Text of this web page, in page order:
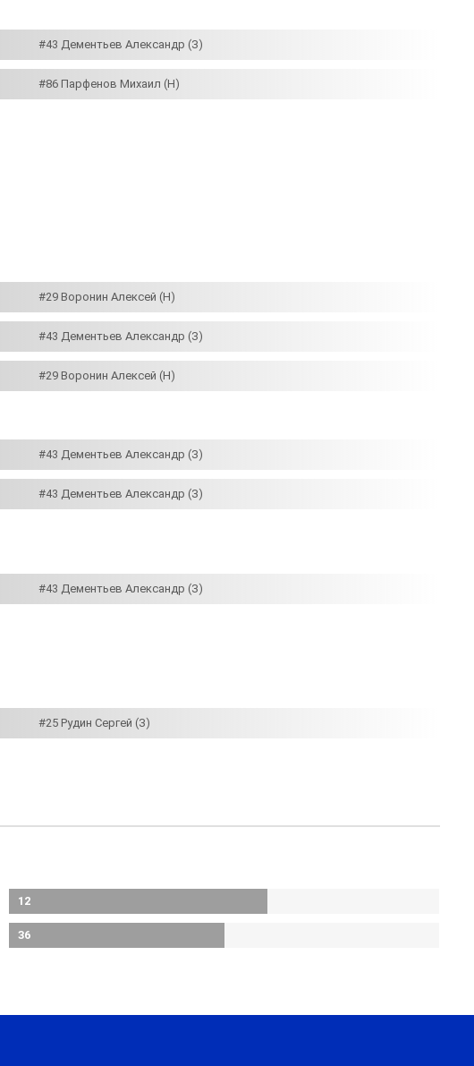
#43 Дементьев Александр (З)
#86 Парфенов Михаил (Н)
#29 Воронин Алексей (Н)
#43 Дементьев Александр (З)
#29 Воронин Алексей (Н)
#43 Дементьев Александр (З)
#43 Дементьев Александр (З)
#43 Дементьев Александр (З)
#25 Рудин Сергей (З)
12
36